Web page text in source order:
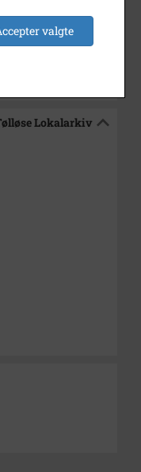
/ Tølløse
Lokalarkiv
valgte